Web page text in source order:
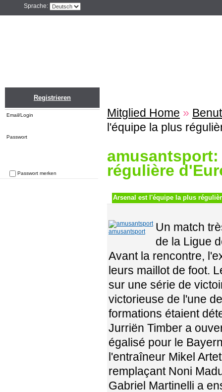
Sprache:
Registrieren
Email/Login
Passwort
Passwort merken
Mitglied Home »
l'équipe la plus
régulière
Arsenal est l'équipe la plus
amusantsport
Un match
de la Ligue
Avant la rencontre,
leurs maillot de foot.
sur une série de
victorieuse de l'une
formations étaient
Jurriën Timber a
égalisé pour le
l'entraîneur Mikel
remplaçant Noni
Gabriel Martinelli a